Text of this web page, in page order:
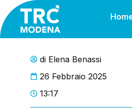
di Elena Benassi
26 Febbraio 2025
13:17